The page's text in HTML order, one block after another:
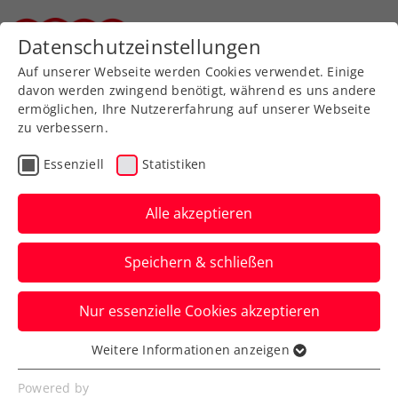
Zurück zur Newsübersicht
Turniere
ITF Warmbad Villach:
Kostic kämpft sich
neuerlich durch
Die ÖTV-Teamspielerin steht im
Viertelfinale – und Nico Hipfl bei den
Herren bereits im Doppelfinale.
Verfasst von: Manuel Wachta, 15.05.2024
Datenschutzeinstellungen
Auf unserer Webseite werden Cookies verwendet. Einige
davon werden zwingend benötigt, während es uns andere
ermöglichen, Ihre Nutzererfahrung auf unserer Webseite
zu verbessern.
Essenziell Statistiken
Alle akzeptieren
Speichern & schließen
Nur essenzielle Cookies akzeptieren
Essenziell
Essenzielle Cookies werden für grundlegende
Weitere Informationen anzeigen
Powered by